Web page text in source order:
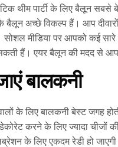
थीम पार्टी के लिए बैलून
बैलून अच्छे विकल्प हैं। आप
मीडिया पर आपको कई सारे
हैं। एयर बैलून की मदद से आप
बालकनी
के लिए बालकनी बेस्ट जगह
करने के लिए ज्यादा
के लिए एकदम रेडी हो